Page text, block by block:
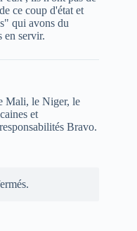
ce coup d'état et
qui avons du
en servir.
Mali, le Niger, le
et
Bravo.